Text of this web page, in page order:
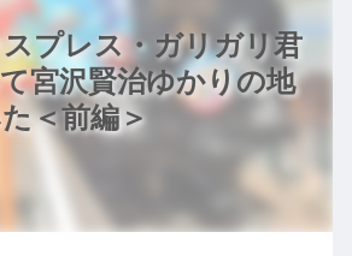
プレス・ガリガリ君
宮沢賢治ゆかりの地
＜前編＞